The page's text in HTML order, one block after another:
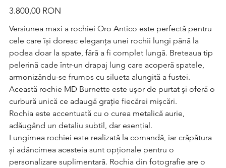
Preț
3.800,00 RON
Versiunea maxi a rochiei Oro Antico este perfectă pentru
cele care își doresc eleganța unei rochii lungi până la
podea doar la spate, fără a fi complet lungă. Breteaua tip
pelerină cade într-un drapaj lung care acoperă spatele,
armonizându-se frumos cu silueta alungită a fustei.
Această rochie MD Burnette este ușor de purtat și oferă o
curbură unică ce adaugă grație fiecărei mișcări.
Rochia este accentuată cu o curea metalică aurie,
adăugând un detaliu subtil, dar esențial.
Lungimea rochiei este realizată la comandă, iar crăpătura
și adâncimea acesteia sunt opționale pentru o
personalizare suplimentară. Rochia din fotografie are o